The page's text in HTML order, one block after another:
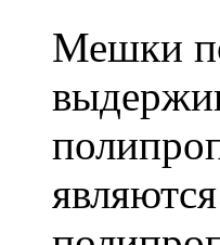
Мешки